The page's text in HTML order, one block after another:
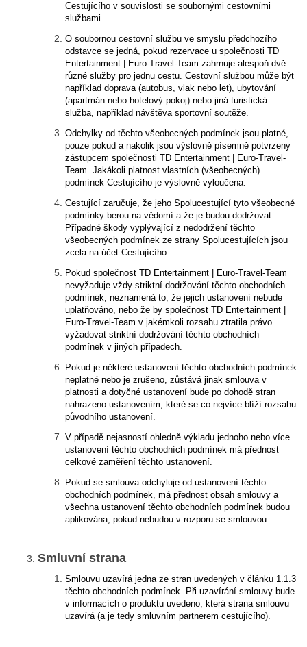
Cestujícího v souvislosti se soubornými cestovními
službami.
O soubornou cestovní službu ve smyslu předchozího
odstavce se jedná, pokud rezervace u společnosti TD
Entertainment | Euro-Travel-Team zahrnuje alespoň dvě
různé služby pro jednu cestu. Cestovní službou může být
například doprava (autobus, vlak nebo let), ubytování
(apartmán nebo hotelový pokoj) nebo jiná turistická
služba, například návštěva sportovní soutěže.
Odchylky od těchto všeobecných podmínek jsou platné,
pouze pokud a nakolik jsou výslovně písemně potvrzeny
zástupcem společnosti TD Entertainment | Euro-Travel-
Team. Jakákoli platnost vlastních (všeobecných)
podmínek Cestujícího je výslovně vyloučena.
Cestující zaručuje, že jeho Spolucestující tyto všeobecné
podmínky berou na vědomí a že je budou dodržovat.
Případné škody vyplývající z nedodržení těchto
všeobecných podmínek ze strany Spolucestujících jsou
zcela na účet Cestujícího.
Pokud společnost TD Entertainment | Euro-Travel-Team
nevyžaduje vždy striktní dodržování těchto obchodních
podmínek, neznamená to, že jejich ustanovení nebude
uplatňováno, nebo že by společnost TD Entertainment |
Euro-Travel-Team v jakémkoli rozsahu ztratila právo
vyžadovat striktní dodržování těchto obchodních
podmínek v jiných případech.
Pokud je některé ustanovení těchto obchodních podmínek
neplatné nebo je zrušeno, zůstává jinak smlouva v
platnosti a dotyčné ustanovení bude po dohodě stran
nahrazeno ustanovením, které se co nejvíce blíží rozsahu
původního ustanovení.
V případě nejasností ohledně výkladu jednoho nebo více
ustanovení těchto obchodních podmínek má přednost
celkové zaměření těchto ustanovení.
Pokud se smlouva odchyluje od ustanovení těchto
obchodních podmínek, má přednost obsah smlouvy a
všechna ustanovení těchto obchodních podmínek budou
aplikována, pokud nebudou v rozporu se smlouvou.
Smluvní strana
Smlouvu uzavírá jedna ze stran uvedených v článku 1.1.3
těchto obchodních podmínek. Při uzavírání smlouvy bude
v informacích o produktu uvedeno, která strana smlouvu
uzavírá (a je tedy smluvním partnerem cestujícího).